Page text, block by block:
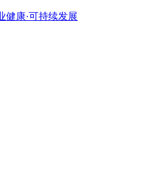
健康·可持续发展